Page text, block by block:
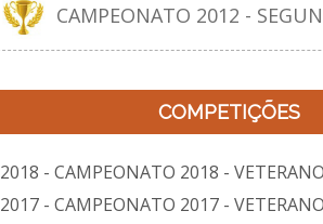
CAMPEONATO 2012 -
COMPETIÇÕES
2018 - CAMPEONATO 2018 -
2017 - CAMPEONATO 2017 -